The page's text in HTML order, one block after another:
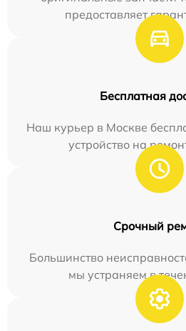
предоставляет
Бесплатная
Наш курьер в Москве
устройство на
Срочный
Большинство
мы устраняем в